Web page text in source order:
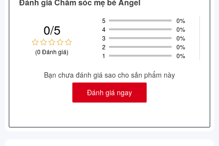
0/5
(0 Đánh giá)
5
0%
4
0%
3
0%
2
0%
1
0%
Bạn chưa đánh giá sao cho sản phẩm này
Đánh giá ngay